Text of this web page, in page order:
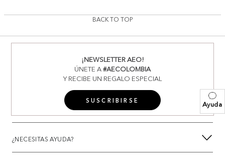
Ayuda
BACK TO TOP
¡NEWSLETTER AEO!
ÚNETE A#AECOLOMBIA
Y RECIBE UN REGALO ESPECIAL
SUSCRIBIRSE
¿NECESITAS AYUDA?